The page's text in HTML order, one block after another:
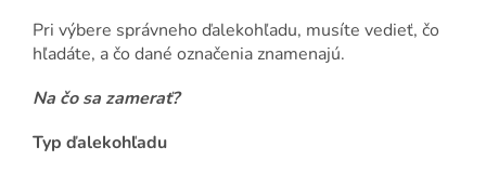
Pri výbere správneho ďalekohľadu, musíte vedieť, čo
hľadáte, a čo dané označenia znamenajú.
Na čo sa zamerať?
Typ ďalekohľadu